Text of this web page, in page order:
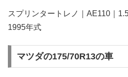
スプリンタートレノ｜AE110｜
1995年式
マツダの175/70R13の車